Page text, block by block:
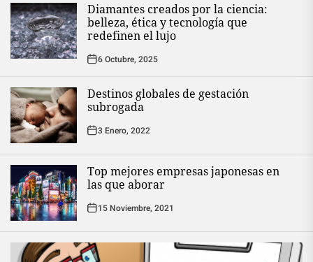
Diamantes creados por la ciencia:
belleza, ética y tecnología que
redefinen el lujo
6 Octubre, 2025
Destinos globales de gestación
subrogada
3 Enero, 2022
Top mejores empresas japonesas en
las que aborar
15 Noviembre, 2021